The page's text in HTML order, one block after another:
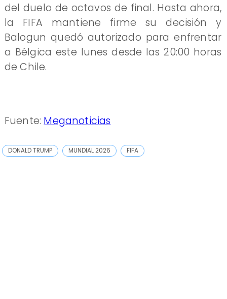
del duelo de octavos de final. Hasta ahora,
la FIFA mantiene firme su decisión y
Balogun quedó autorizado para enfrentar
a Bélgica este lunes desde las 20:00 horas
de Chile.
Fuente: Meganoticias
DONALD TRUMP MUNDIAL 2026 FIFA